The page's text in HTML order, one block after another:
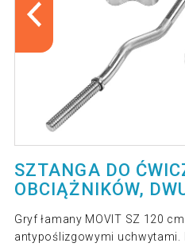
SZTANGA DO
OBCIĄŻNIKÓW,
Gryf łamany MOVIT SZ 120
antypoślizgowymi uchwytami.